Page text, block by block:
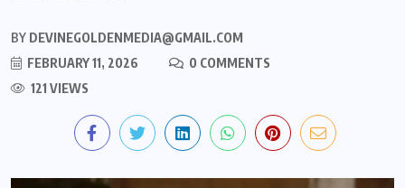
BY DEVINEGOLDENMEDIA@GMAIL.COM
FEBRUARY 11, 2026
0 COMMENTS
121 VIEWS